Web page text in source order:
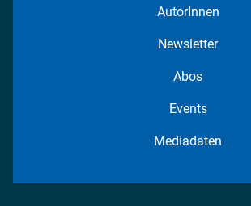
AutorInnen
Newsletter
Abos
Events
Mediadaten